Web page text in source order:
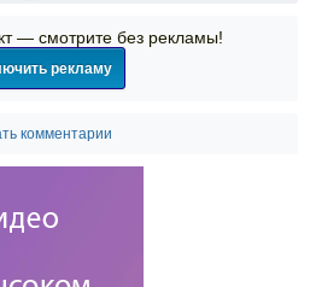
— смотрите без рекламы!
рекламу
комментарии